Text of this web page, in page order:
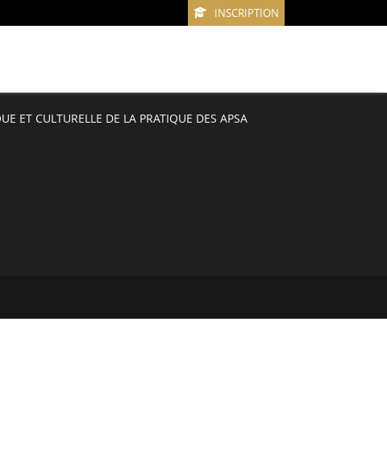
INSCRIPTION
ET CULTURELLE DE LA PRATIQUE DES APSA